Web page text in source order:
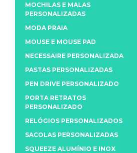
MOCHILAS E MALAS
PERSONALIZADAS
MODA PRAIA
MOUSE E MOUSE PAD
NECESSAIRE PERSONALIZADA
PASTAS PERSONALIZADAS
PEN DRIVE PERSONALIZADO
PORTA RETRATOS
PERSONALIZADO
RELÓGIOS PERSONALIZADOS
SACOLAS PERSONALIZADAS
SQUEEZE ALUMÍNIO E INOX